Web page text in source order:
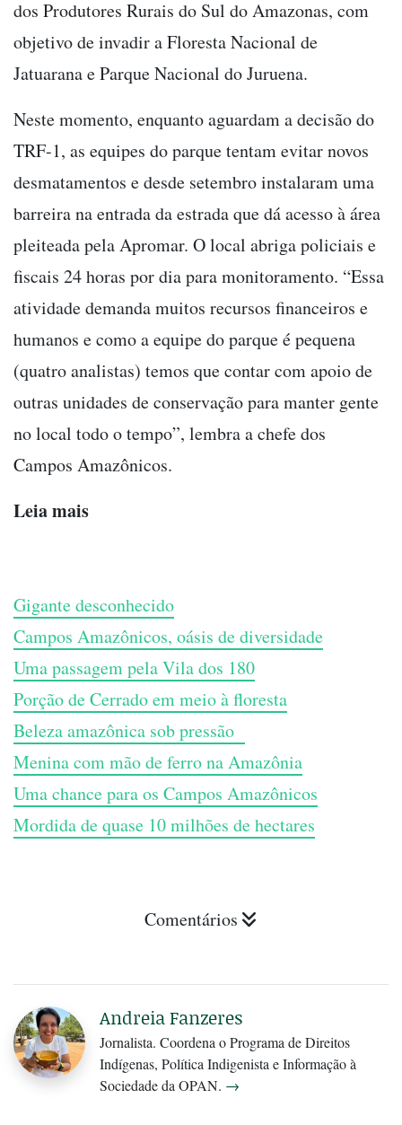
dos Produtores Rurais do Sul do Amazonas, com
objetivo de invadir a Floresta Nacional de
Jatuarana e Parque Nacional do Juruena.
Neste momento, enquanto aguardam a decisão do
TRF-1, as equipes do parque tentam evitar novos
desmatamentos e desde setembro instalaram uma
barreira na entrada da estrada que dá acesso à área
pleiteada pela Apromar. O local abriga policiais e
fiscais 24 horas por dia para monitoramento. “Essa
atividade demanda muitos recursos financeiros e
humanos e como a equipe do parque é pequena
(quatro analistas) temos que contar com apoio de
outras unidades de conservação para manter gente
no local todo o tempo”, lembra a chefe dos
Campos Amazônicos.
Leia mais
Gigante desconhecido
Campos Amazônicos, oásis de diversidade
Uma passagem pela Vila dos 180
Porção de Cerrado em meio à floresta
Beleza amazônica sob pressão
Menina com mão de ferro na Amazônia
Uma chance para os Campos Amazônicos
Mordida de quase 10 milhões de hectares
Comentários
Andreia Fanzeres
Jornalista. Coordena o Programa de Direitos
Indígenas, Política Indigenista e Informação à
Sociedade da OPAN. →